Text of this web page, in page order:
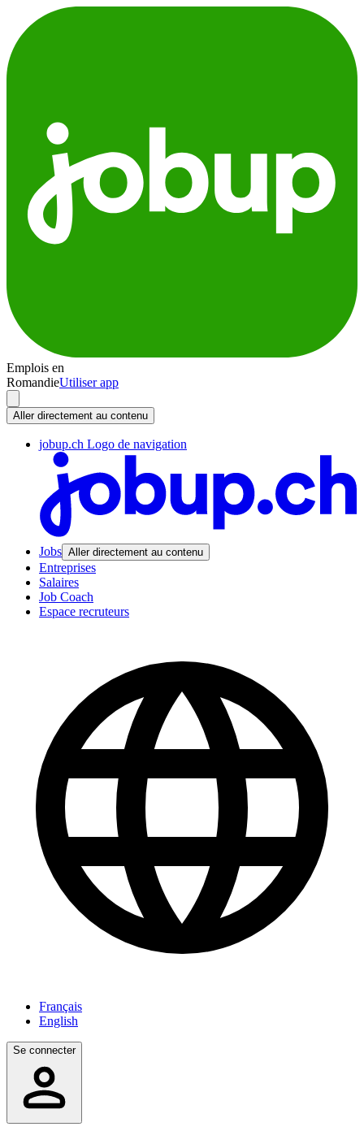
Emplois en
RomandieUtiliser app
Aller directement au contenu
jobup.ch Logo de navigation
Jobs Aller directement au contenu
Entreprises
Salaires
Job Coach
Espace recruteurs
Français
English
Se connecter